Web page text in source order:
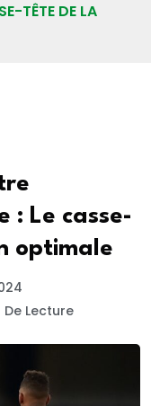
TÊTE DE LA
: Le casse-
optimale
Lecture